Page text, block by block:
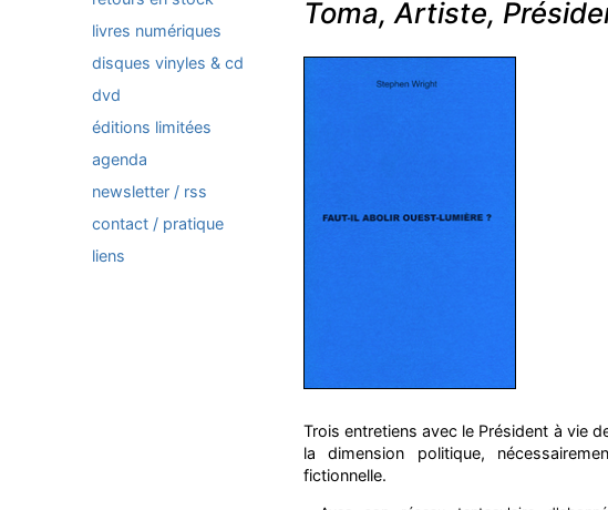
livres numériques
disques vinyles & cd
dvd
éditions limitées
agenda
newsletter / rss
contact / pratique
liens
Toma, Artiste,
Trois entretiens avec le Président à vie
la dimension politique,
fictionnelle.